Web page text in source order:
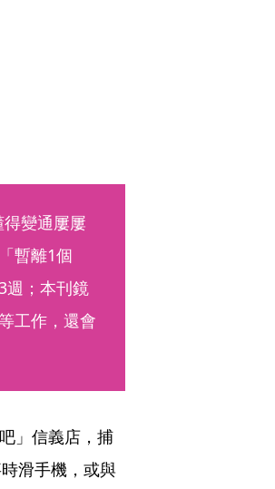
變通屢屢
暫離1個
週；本刊鏡
工作，還會
」信義店，捕
滑手機，或與